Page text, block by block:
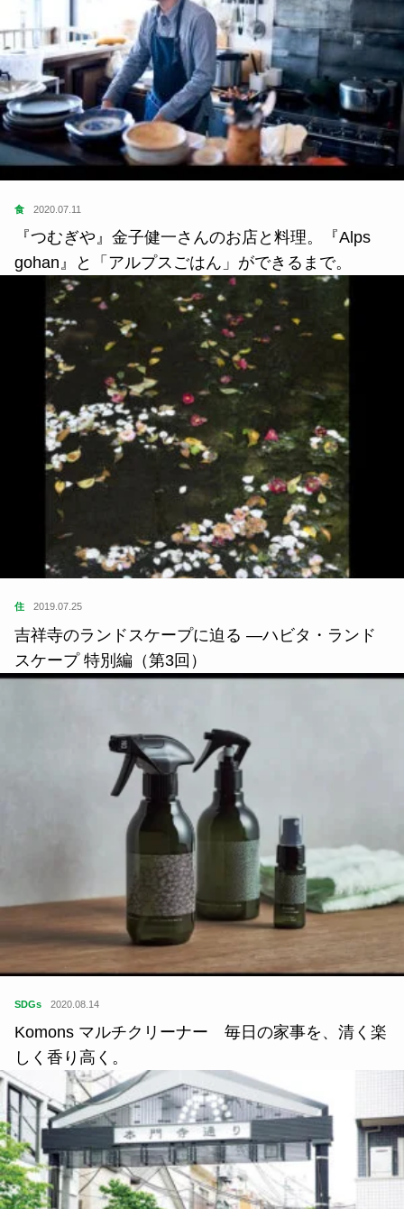
食 2020.07.11
『つむぎや』金子健一さんのお店と料理。『Alps
gohan』と「アルプスごはん」ができるまで。
住 2019.07.25
吉祥寺のランドスケープに迫る ―ハビタ・ランド
スケープ 特別編（第3回）
SDGs 2020.08.14
Komons マルチクリーナー 毎日の家事を、清く楽
しく香り高く。